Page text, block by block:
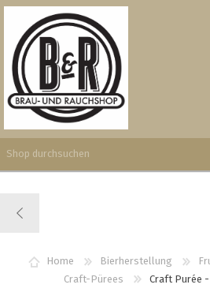
WUNSCHLISTE
0
Home Bierherstellung
Craft-Pürees
Craft Purée